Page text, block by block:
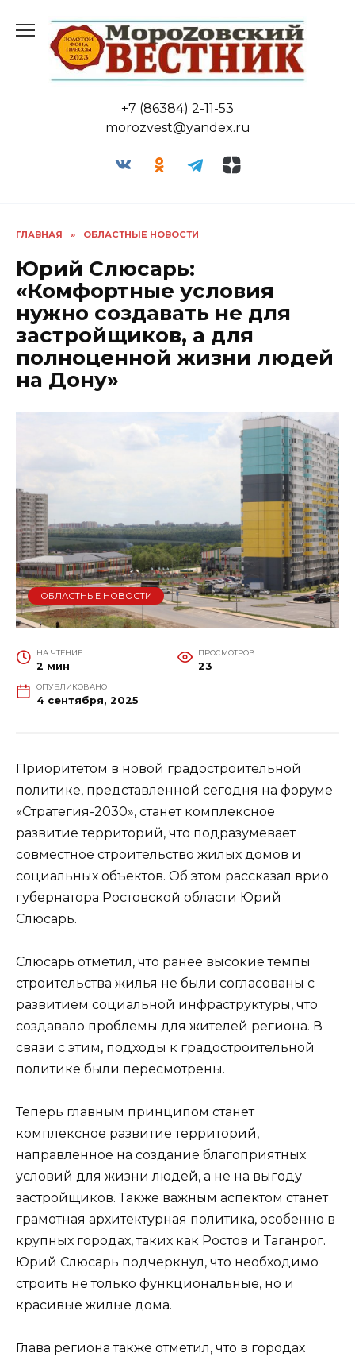
содержанию
+7 (86384) 2-11-53
morozvest@yandex.ru
ГЛАВНАЯ » ОБЛАСТНЫЕ НОВОСТИ
Юрий Слюсарь:
«Комфортные условия
нужно создавать не для
застройщиков, а для
полноценной жизни людей
на Дону»
ОБЛАСТНЫЕ НОВОСТИ
НА ЧТЕНИЕ
2 мин
ПРОСМОТРОВ
23
ОПУБЛИКОВАНО
4 сентября, 2025
Приоритетом в новой градостроительной
политике, представленной сегодня на форуме
«Стратегия-2030», станет комплексное
развитие территорий, что подразумевает
совместное строительство жилых домов и
социальных объектов. Об этом рассказал врио
губернатора Ростовской области Юрий
Слюсарь.
Слюсарь отметил, что ранее высокие темпы
строительства жилья не были согласованы с
развитием социальной инфраструктуры, что
создавало проблемы для жителей региона. В
связи с этим, подходы к градостроительной
политике были пересмотрены.
Теперь главным принципом станет
комплексное развитие территорий,
направленное на создание благоприятных
условий для жизни людей, а не на выгоду
застройщиков. Также важным аспектом станет
грамотная архитектурная политика, особенно в
крупных городах, таких как Ростов и Таганрог.
Юрий Слюсарь подчеркнул, что необходимо
строить не только функциональные, но и
красивые жилые дома.
Глава региона также отметил, что в городах